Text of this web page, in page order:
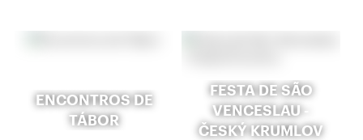
ENCONTROS DE
TÁBOR
FESTA DE SÃO
VENCESLAU -
ČESKÝ KRUMLOV